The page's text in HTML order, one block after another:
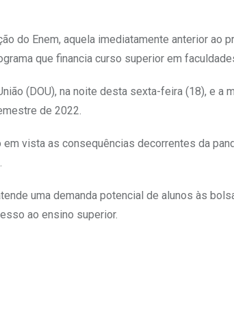
do Enem, aquela imediatamente anterior ao
que financia curso superior em
(DOU), na noite desta sexta-feira (18), e a
de 2022.
vista as consequências decorrentes da
uma demanda potencial de alunos às
ao ensino superior.